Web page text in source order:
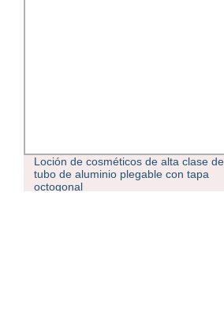
Tubo de aluminio tirado redondo
resistente al óxido 7075 para
aplicaciones marinas Aplicaciones